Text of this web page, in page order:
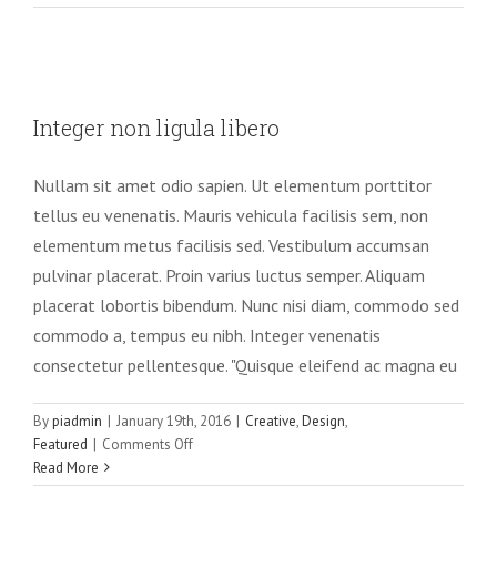
consectetur
sapien
Creative Design Featured
Integer non ligula libero
Nullam sit amet odio sapien. Ut elementum porttitor
tellus eu venenatis. Mauris vehicula facilisis sem, non
elementum metus facilisis sed. Vestibulum accumsan
pulvinar placerat. Proin varius luctus semper. Aliquam
placerat lobortis bibendum. Nunc nisi diam, commodo sed
commodo a, tempus eu nibh. Integer venenatis
consectetur pellentesque. "Quisque eleifend ac magna eu
Bypiadmin | January 19th, 2016 | Creative,Design,
Featured | Comments Offon
non
Read More